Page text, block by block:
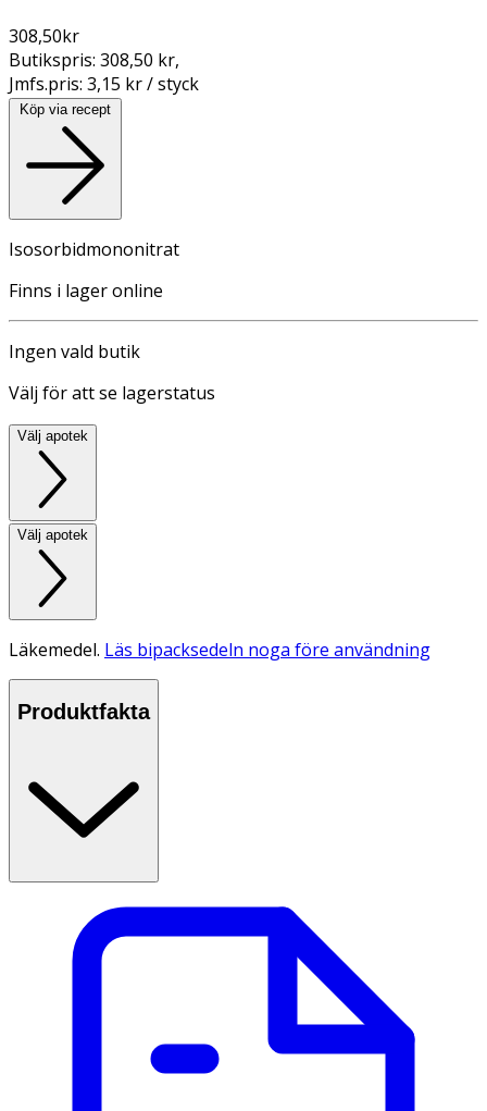
308,50kr
Butikspris: 308,50 kr,
Jmfs.pris: 3,15 kr / styck
Köp via recept
Isosorbidmononitrat
Finns i lager online
Ingen vald butik
Välj för att se lagerstatus
Välj apotek
Välj apotek
Läkemedel. Läs bipacksedeln noga före användning
Produktfakta